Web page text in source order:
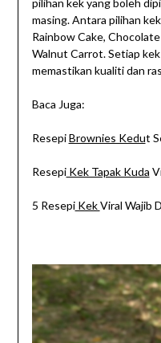
masing. Antara pilihan
Rainbow Cake,
Walnut Carrot. Setiap
memastikan kualiti dan
Baca Juga:
ResepiBrownies Kedut
ResepiKek Tapak Kuda
5 ResepiKekViral Wajib